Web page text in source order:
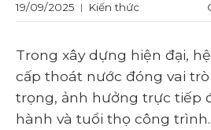
19/09/2025 | Kiến thức
Trong xây dựng hiện đại,
cấp thoát nước đóng vai
trọng, ảnh hưởng trực tiếp
hành và tuổi thọ công